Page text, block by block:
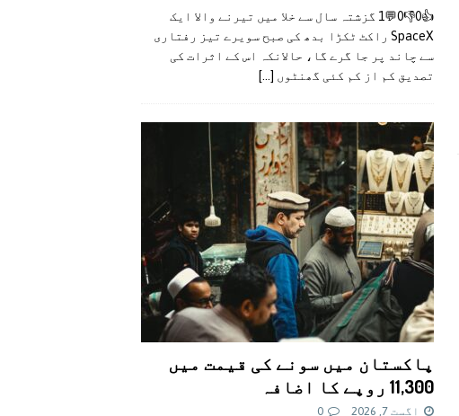
👍0👎0💬1 گزشتہ سال سے خلا میں تیرنے والا ایک
SpaceX راکٹ ٹکڑا بدھ کی صبح سویرے تیز رفتاری
سے چاند پر جا گرے گا، حالانکہ اس کے اثرات کی
تصدیق کم از کم کئی گھنٹوں [...]
پاکستان میں سونے کی قیمت میں
11,300 روپے کا اضافہ
اگست 7, 2026 0